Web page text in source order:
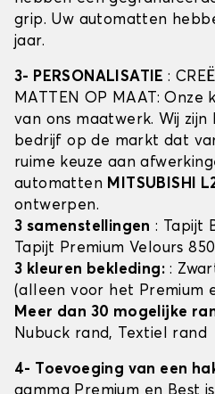
grip. Uw automatten
jaar.
3- PERSONALISATIE:
MATTEN OP MAAT:
van ons maatwerk. Wij zijn
bedrijf op de markt dat
ruime keuze aan
automatten MITSUBISHI
ontwerpen.
3 samenstellingen : Tapijt
Tapijt Premium Velours
3 kleuren bekleding: :
(alleen voor het Premium
Meer dan 30 mogelijke
Nubuck rand, Textiel rand
4- Toevoeging van een